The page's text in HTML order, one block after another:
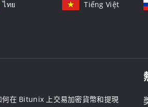
ไทย Tiếng Việt
何在 Bitunix 上交易加密貨幣和提現